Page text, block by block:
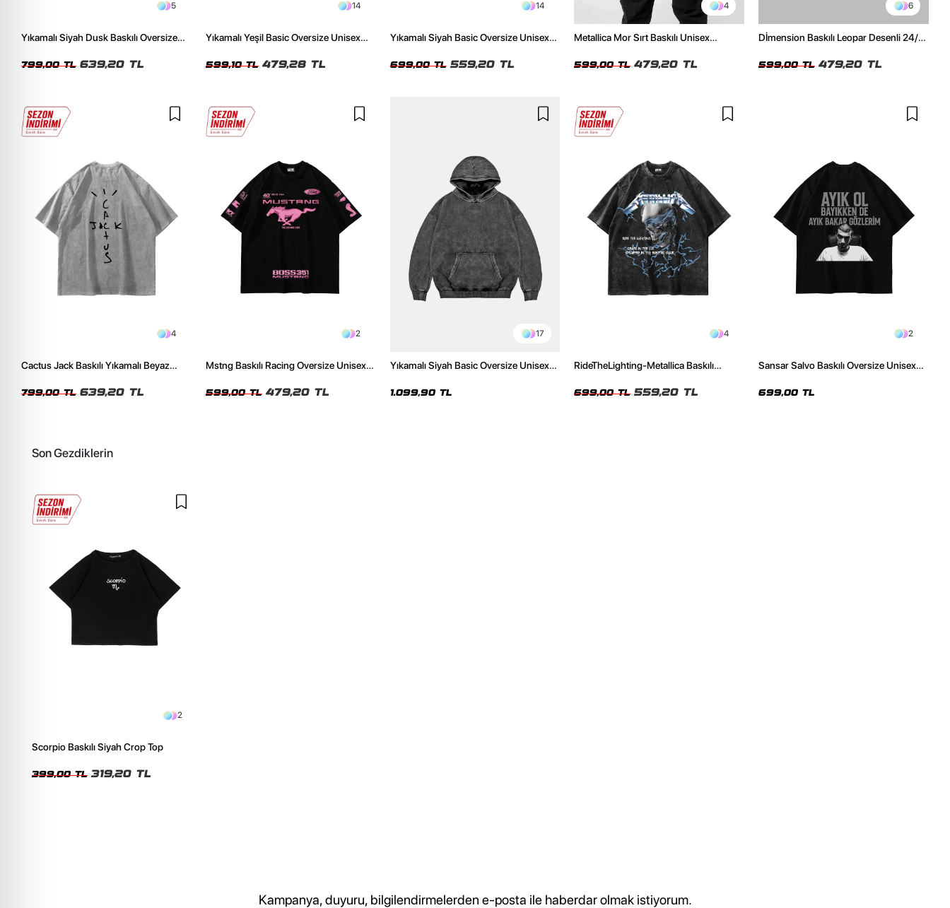
5
Yıkamalı Siyah Dusk Baskılı Oversize
799,00 TL 639,20 TL
14
Yıkamalı Yeşil Basic Oversize Unisex
599,10 TL 479,28 TL
14
Yıkamalı Siyah Basic Oversize Unisex
699,00 TL 559,20 TL
4
Metallica Mor Sırt Baskılı Unisex
599,00 TL 479,20 TL
6
Dİmension Baskılı Leopar Desenli 24/1
599,00 TL 479,20 TL
4
Cactus Jack Baskılı Yıkamalı Beyaz
799,00 TL 639,20 TL
2
Mstng Baskılı Racing Oversize Unisex
599,00 TL 479,20 TL
17
Yıkamalı Siyah Basic Oversize Unisex
1.099,90 TL
4
RideTheLighting-Metallica Baskılı
699,00 TL 559,20 TL
2
Sansar Salvo Baskılı Oversize Unisex
699,00 TL
Son Gezdiklerin
2
Scorpio Baskılı Siyah Crop Top
399,00 TL 319,20 TL
Kampanya, duyuru, bilgilendirmelerden e-posta ile haberdar olmak istiyorum.